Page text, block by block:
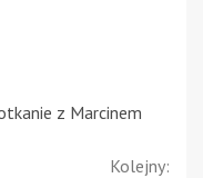
z Marcinem
Kolejny: